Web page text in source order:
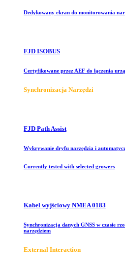
Dedykowany ekran do monitorowania
FJD ISOBUS
Certyfikowane przez AEF do łączenia
Synchronizacja Narzędzi
FJD Path Assist
Wykrywanie dryfu narzędzia i
Currently tested with selected growers
Kabel wyjściowy NMEA 0183
Synchronizacja danych GNSS w czasie
narzędziem
External Interaction